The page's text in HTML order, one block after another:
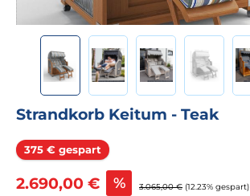
Strandkorb Keitum - Teak
375 € gespart Rabatt
Verkaufspreis:
2.690,00 € % Regulärer Preis:
3.065,00 € (12.23% gespart)